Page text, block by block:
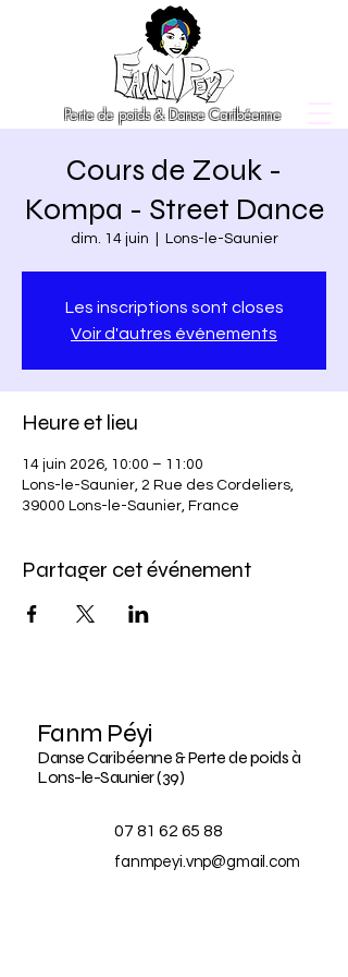
Perte de poids & Danse Caribéenne
Cours de Zouk -
Kompa - Street Dance
dim. 14 juin Lons-le-Saunier
Les inscriptions sont closes
Voir d'autres événements
Heure et lieu
14 juin 2026, 10:00 – 11:00
Lons-le-Saunier, 2 Rue des Cordeliers,
39000 Lons-le-Saunier, France
Partager cet événement
Fanm Péyi
Danse Caribéenne & Perte de poids à
Lons-le-Saunier (39)
07 81 62 65 88
fanmpeyi.vnp@gmail.com